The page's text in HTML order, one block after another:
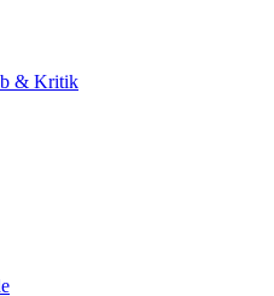
& Kritik